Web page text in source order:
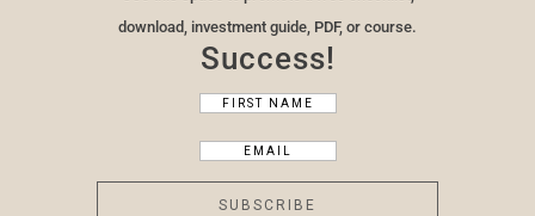
download, investment guide, PDF, or course.
Success!
SUBSCRIBE